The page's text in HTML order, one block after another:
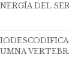
DEL SER